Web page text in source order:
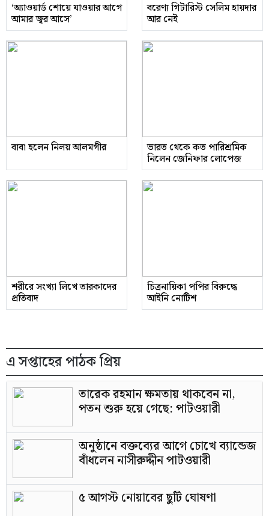
‘অ্যাওয়ার্ড শোয়ে যাওয়ার আগে
আমার জ্বর আসে’
বরেণ্য গিটারিস্ট সেলিম হায়দার
আর নেই
বাবা হলেন নিলয় আলমগীর ভারত থেকে কত পারিশ্রমিক
নিলেন জেনিফার লোপেজ
শরীরে সংখ্যা লিখে তারকাদের
প্রতিবাদ
চিত্রনায়িকা পপির বিরুদ্ধে
আইনি নোটিশ
এ সপ্তাহের পাঠক প্রিয়
তারেক রহমান ক্ষমতায় থাকবেন না,
পতন শুরু হয়ে গেছে: পাটওয়ারী
অনুষ্ঠানে বক্তব্যের আগে চোখে ব্যান্ডেজ
বাঁধলেন নাসীরুদ্দীন পাটওয়ারী
৫ আগস্ট নোয়াবের ছুটি ঘোষণা